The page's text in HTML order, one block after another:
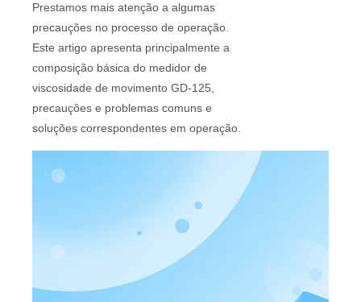
Prestamos mais atenção a algumas
precauções no processo de operação.
Este artigo apresenta principalmente a
composição básica do medidor de
viscosidade de movimento GD-125,
precauções e problemas comuns e
soluções correspondentes em operação.